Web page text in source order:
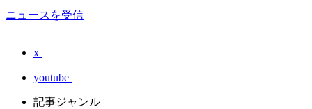
ニュースを受信
x
youtube
記事ジャンル